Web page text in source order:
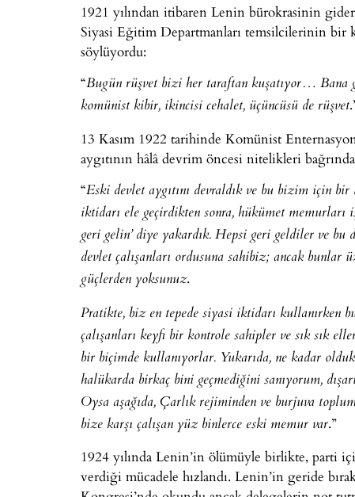
1921 yılından itibaren Lenin bürokrasinin
Siyasi Eğitim Departmanları temsilcilerinin bir
söylüyordu:
“Bugün rüşvet bizi her taraftan kuşatıyor… Bana
komünist kibir, ikincisi cehalet, üçüncüsü de rüşvet
13 Kasım 1922 tarihinde Komünist
aygıtının hâlâ devrim öncesi nitelikleri
“Eski devlet aygıtını devraldık ve bu bizim için
iktidarı ele geçirdikten sonra, hükümet
geri gelin’ diye yakardık. Hepsi geri geldiler ve
devlet çalışanları ordusuna sahibiz; ancak
güçlerden yoksunuz.
Pratikte, biz en tepede siyasi iktidarı kullanırken
çalışanları keyfi bir kontrole sahipler ve sık sık
bir biçimde kullanıyorlar. Yukarıda, ne kadar
halükarda birkaç bini geçmediğini sanıyorum,
Oysa aşağıda, Çarlık rejiminden ve burjuva
bize karşı çalışan yüz binlerce eski memur var.”
1924 yılında Lenin’in ölümüyle birlikte, parti
verdiği mücadele hızlandı. Lenin’in geride